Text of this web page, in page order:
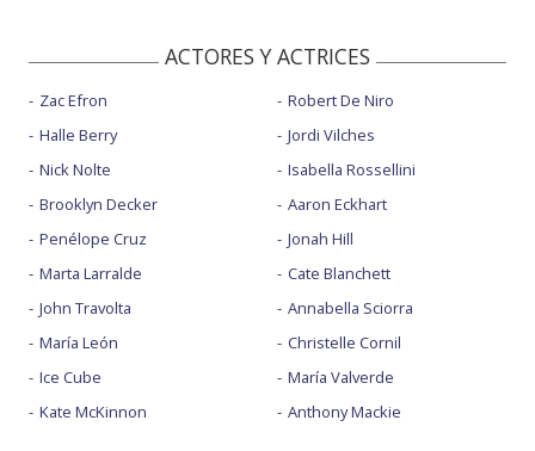
ACTORES Y ACTRICES
Zac Efron
Halle Berry
Nick Nolte
Brooklyn Decker
Penélope Cruz
Marta Larralde
John Travolta
María León
Ice Cube
Kate McKinnon
Robert De Niro
Jordi Vilches
Isabella Rossellini
Aaron Eckhart
Jonah Hill
Cate Blanchett
Annabella Sciorra
Christelle Cornil
María Valverde
Anthony Mackie